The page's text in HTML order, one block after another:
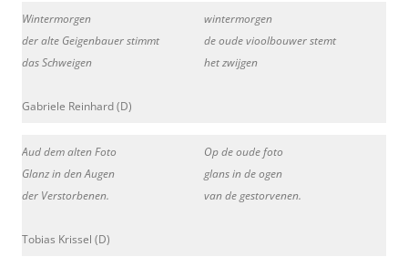
Wintermorgen
der alte Geigenbauer stimmt
das Schweigen
Gabriele Reinhard (D)
wintermorgen
de oude vioolbouwer stemt
het zwijgen
Aud dem alten Foto
Glanz in den Augen
der Verstorbenen.
Tobias Krissel (D)
Op de oude foto
glans in de ogen
van de gestorvenen.